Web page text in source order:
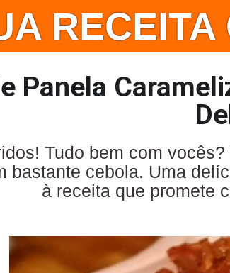
Panela
Tudo bem com
bastante cebola. Uma
à receita que promete